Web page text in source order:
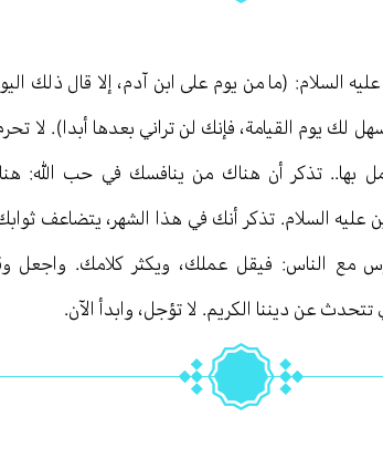
السلام: (ما من يوم على ابن آدم، إلا قال ذلك
لك يوم القيامة، فإنك لن تراني بعدها أبدا). لا
بها.. تذكر أن هناك من ينافسك في حب الله:
عليه السلام. تذكر أنك في هذا الشهر، يتضاعف
مع الناس: فيقل عملك، ويكثر كلامك. واجعل
تتحدث عن ديننا الكريم. لا تؤجل، وابدأ الآن.